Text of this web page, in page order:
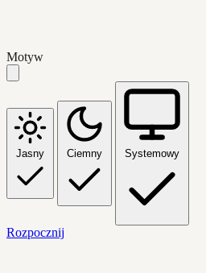
Motyw
Jasny Ciemny Systemowy
Rozpocznij